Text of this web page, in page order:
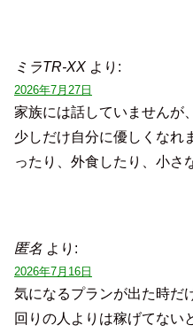
ミラTR-XX より:
2026年7月27日
家族には話していませんが
少しだけ自分に優しくなれ
ったり、外食したり、小さ
匿名 より:
2026年7月16日
気になるプランが出た時だ
回りの人よりは稼げてない